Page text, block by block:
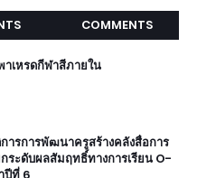
COMMENTS
เหรดกีฬาสีภายใน
ารการพัฒนาครูสร้างคลังสื่อการ
ระดับผลสัมฤทธิ์ทางการเรียน O-